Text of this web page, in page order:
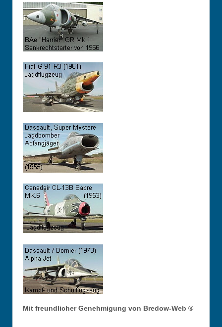
Mit freundlicher Genehmigung von Bredow-Web ®